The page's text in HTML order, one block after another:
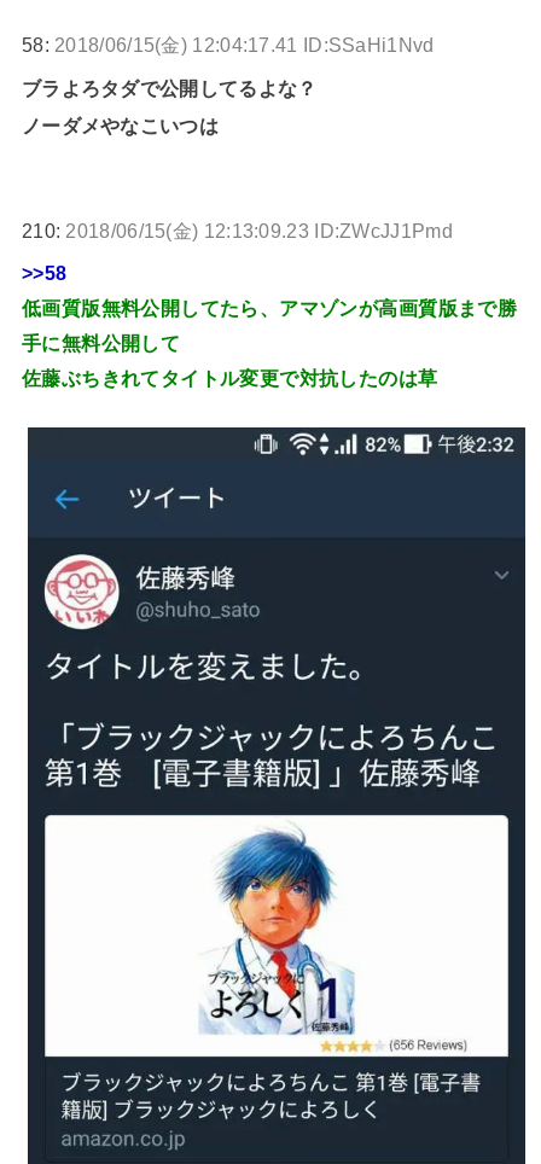
58: 2018/06/15(金) 12:04:17.41 ID:SSaHi1Nvd
ブラよろタダで公開してるよな？
ノーダメやなこいつは
210: 2018/06/15(金) 12:13:09.23 ID:ZWcJJ1Pmd
>>58
低画質版無料公開してたら、アマゾンが高画質版まで勝
手に無料公開して
佐藤ぶちきれてタイトル変更で対抗したのは草